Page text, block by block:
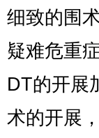
细致的围
疑难危重
DT的开展
术的开展